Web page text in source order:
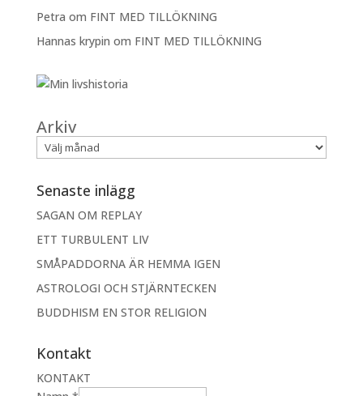
Petra om FINT MED TILLÖKNING
Hannas krypin om FINT MED TILLÖKNING
Arkiv
Senaste inlägg
SAGAN OM REPLAY
ETT TURBULENT LIV
SMÅPADDORNA ÄR HEMMA IGEN
ASTROLOGI OCH STJÄRNTECKEN
BUDDHISM EN STOR RELIGION
Kontakt
KONTAKT